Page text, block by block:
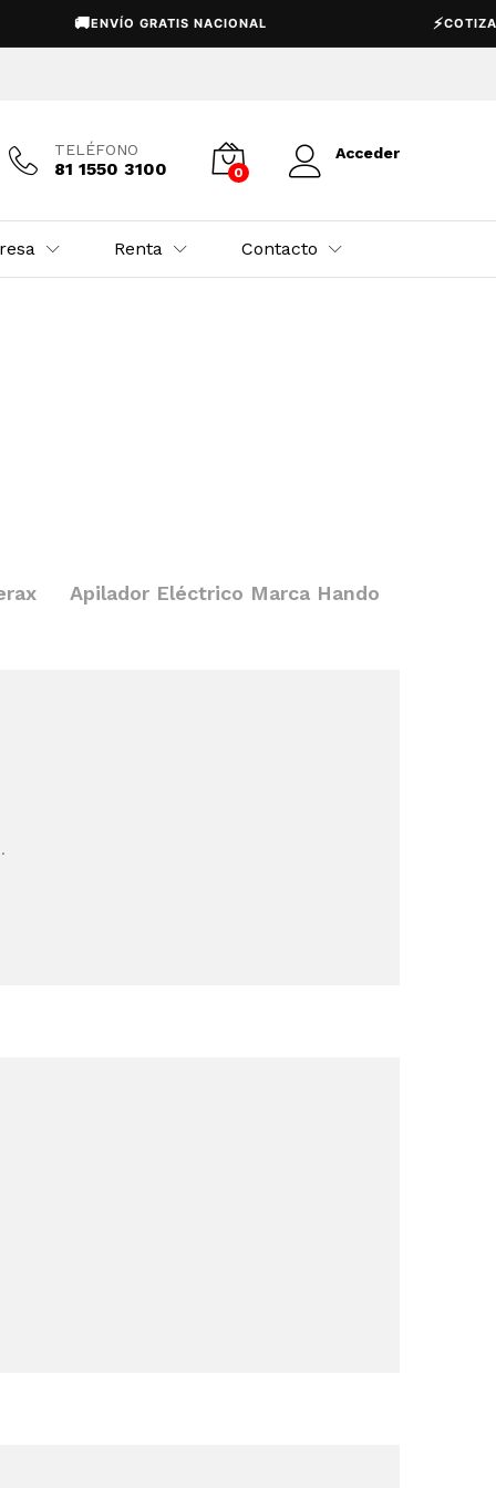
ENVÍO GRATIS NACIONAL COTIZACIÓN
TELÉFONO
81 1550 3100 0
Acceder
Renta Contacto
Apilador Eléctrico Marca Hando